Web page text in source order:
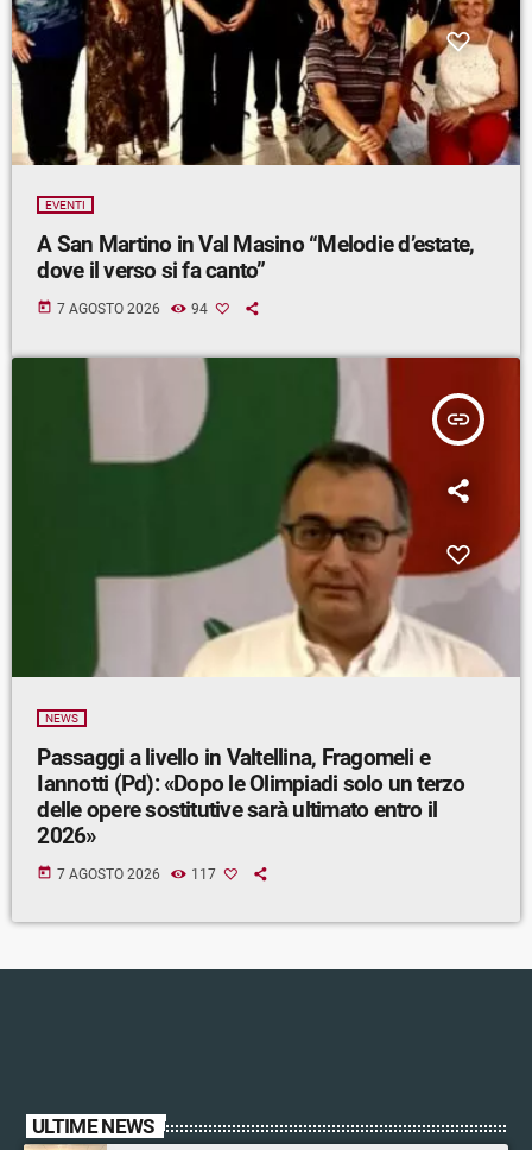
EVENTI
A San Martino in Val Masino “Melodie d’estate,
dove il verso si fa canto”
today 7 AGOSTO 2026 94
insert_link
NEWS
Passaggi a livello in Valtellina, Fragomeli e
Iannotti (Pd): «Dopo le Olimpiadi solo un terzo
delle opere sostitutive sarà ultimato entro il
2026»
today 7 AGOSTO 2026 117
ULTIME NEWS